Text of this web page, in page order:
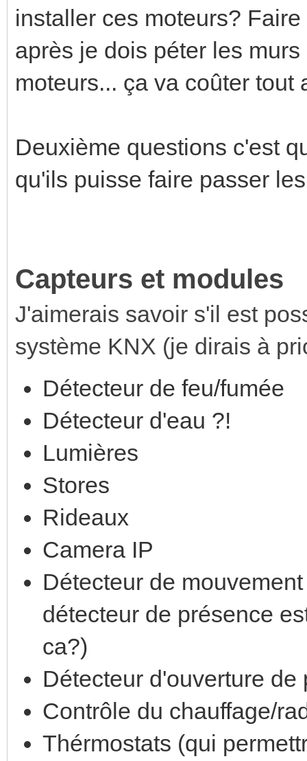
installer ces moteurs?
après je dois péter les
moteurs... ça va coûter
Deuxième questions c'est
qu'ils puisse faire passer
Capteurs et modules
J'aimerais savoir s'il est
système KNX (je dirais à
Détecteur de feu/fumée
Détecteur d'eau ?!
Lumières
Stores
Rideaux
Camera IP
Détecteur de
détecteur de présence
ca?)
Détecteur d'ouverture de
Contrôle du chauffage/
Thérmostats (qui